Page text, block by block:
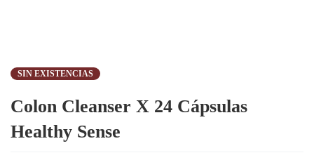
SIN EXISTENCIAS
Colon Cleanser X 24 Cápsulas
Healthy Sense